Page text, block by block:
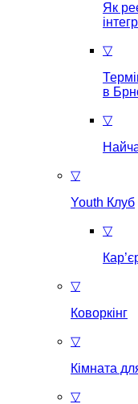
Як
▽
в
▽
▽
Youth Клуб
▽
▽
Коворкінг
▽
Кімната
▽